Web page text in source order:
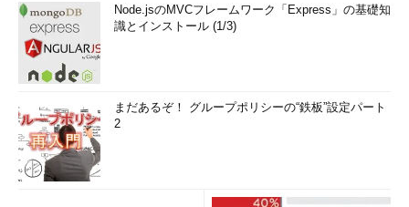
Node.jsのMVCフレームワーク「Express」の基礎知
識とインストール (1/3)
まだあるぞ！ グループポリシーの“鉄板”設定パート
2